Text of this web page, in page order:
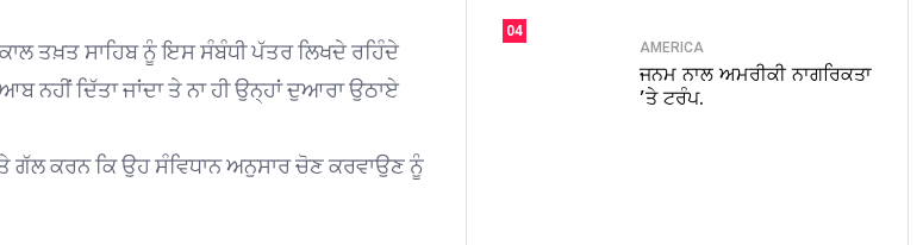
ਤਖ਼ਤ ਸਾਹਿਬ ਨੂੰ ਇਸ ਸੰਬੰਧੀ ਪੱਤਰ ਲਿਖਦੇ ਰਹਿੰਦੇ
ਨਹੀਂ ਦਿੱਤਾ ਜਾਂਦਾ ਤੇ ਨਾ ਹੀ ਉਨ੍ਹਾਂ ਦੁਆਰਾ ਉਠਾਏ
ਗੱਲ ਕਰਨ ਕਿ ਉਹ ਸੰਵਿਧਾਨ ਅਨੁਸਾਰ ਚੋਣ ਕਰਵਾਉਣ ਨੂੰ
04
AMERICA
ਜਨਮ ਨਾਲ ਅਮਰੀਕੀ ਨਾਗਰਿਕਤਾ
’ਤੇ ਟਰੰਪ.